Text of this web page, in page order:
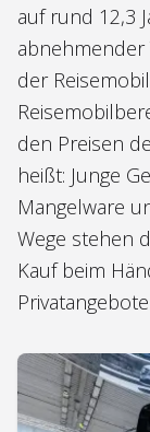
auf rund 12,3
abnehmender
der
den Preisen
heißt: Junge
Mangelware
Wege stehen
Kauf beim